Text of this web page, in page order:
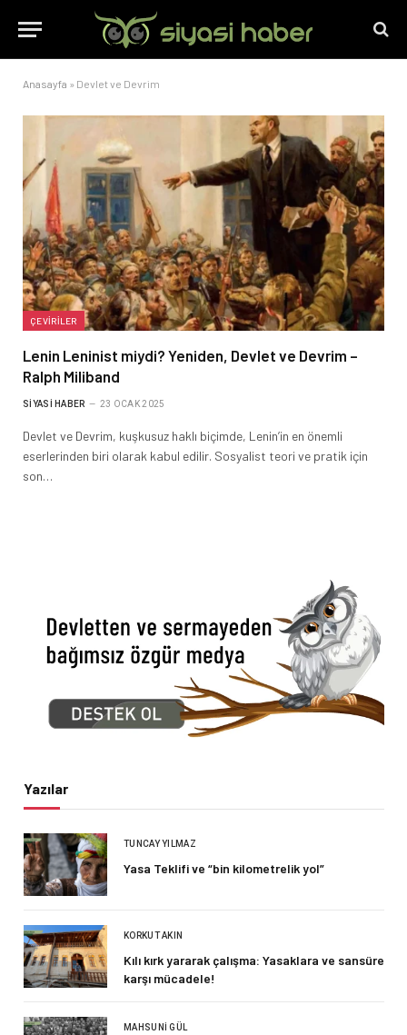
Anasayfa » Devlet ve Devrim
ÇEVIRILER
Lenin Leninist miydi? Yeniden, Devlet ve Devrim –
Ralph Miliband
SIYASI HABER 23 OCAK 2025
Devlet ve Devrim, kuşkusuz haklı biçimde, Lenin’in en önemli
eserlerinden biri olarak kabul edilir. Sosyalist teori ve pratik için
son…
Yazılar
TUNCAY YILMAZ
Yasa Teklifi ve “bin kilometrelik yol”
KORKUT AKIN
Kılı kırk yararak çalışma: Yasaklara ve sansüre
karşı mücadele!
MAHSUNI GÜL